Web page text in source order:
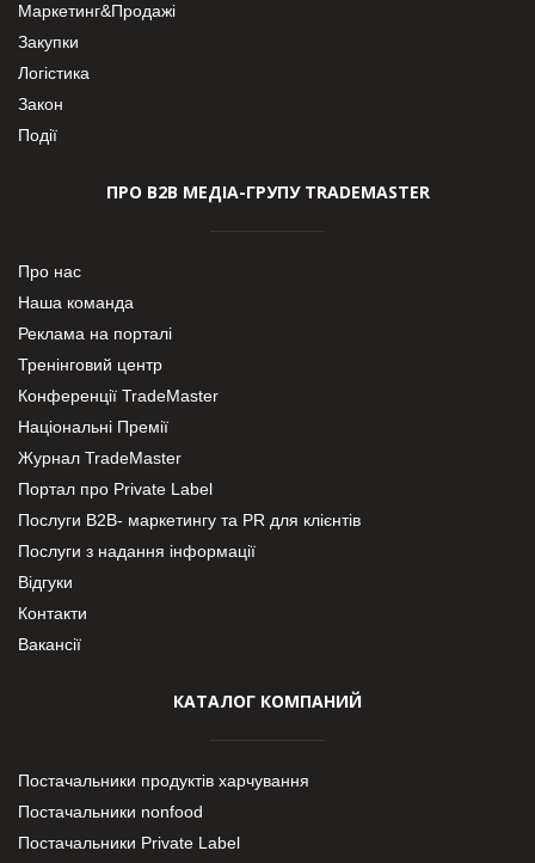
Маркетинг&Продажі
Закупки
Логістика
Закон
Події
ПРО В2В МЕДІА-ГРУПУ TRADEMASTER
Про нас
Наша команда
Реклама на порталі
Тренінговий центр
Конференції TradeMaster
Національні Премії
Журнал TradeMaster
Портал про Private Label
Послуги В2В- маркетингу та PR для клієнтів
Послуги з надання інформації
Відгуки
Контакти
Вакансії
КАТАЛОГ КОМПАНИЙ
Постачальники продуктів харчування
Постачальники nonfood
Постачальники Private Label